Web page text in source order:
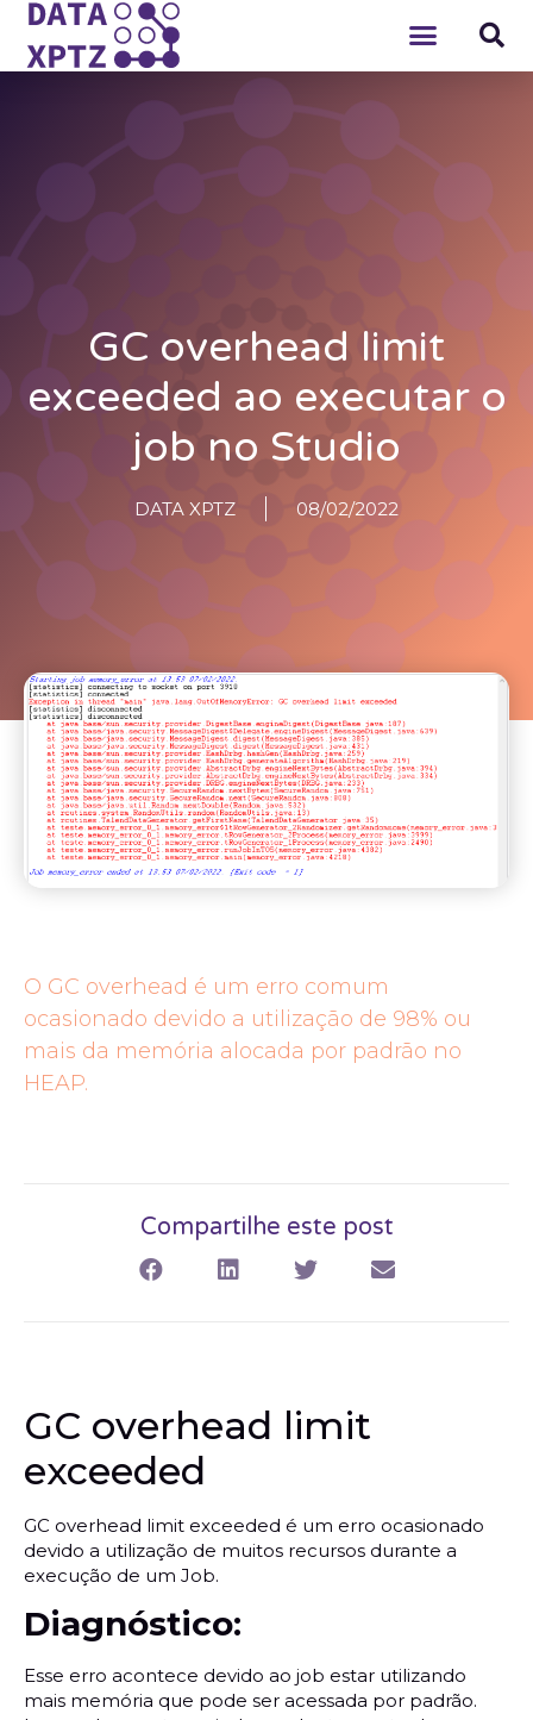
GC overhead limit
exceeded ao executar o
job no Studio
DATA XPTZ 08/02/2022
O GC overhead é um erro comum
ocasionado devido a utilização de 98% ou
mais da memória alocada por padrão no
HEAP.
Compartilhe este post
GC overhead limit
exceeded
GC overhead limit exceeded é um erro ocasionado
devido a utilização de muitos recursos durante a
execução de um Job.
Diagnóstico:
Esse erro acontece devido ao job estar utilizando
mais memória que pode ser acessada por padrão.